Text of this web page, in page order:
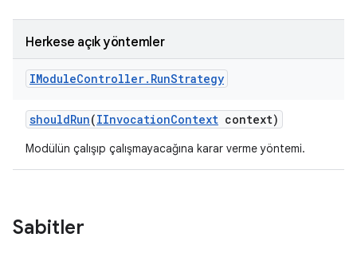
Herkese açık yöntemler
IModuleController. RunStrategy
shouldRun(IInvocationContext context)
Modülün çalışıp çalışmayacağına karar verme yöntemi.
Sabitler